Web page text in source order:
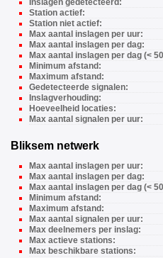
Inslagen gedetecteerd:
Station actief:
Station niet actief:
Max aantal inslagen per uur:
Max aantal inslagen per dag:
Max aantal inslagen per dag (<
Minimum afstand:
Maximum afstand:
Gedetecteerde signalen:
Inslagverhouding:
Hoeveelheid locaties:
Max aantal signalen per uur:
Bliksem netwerk
Max aantal inslagen per uur:
Max aantal inslagen per dag:
Max aantal inslagen per dag (<
Minimum afstand:
Maximum afstand:
Max aantal signalen per uur:
Max deelnemers per inslag:
Max actieve stations:
Max beschikbare stations: